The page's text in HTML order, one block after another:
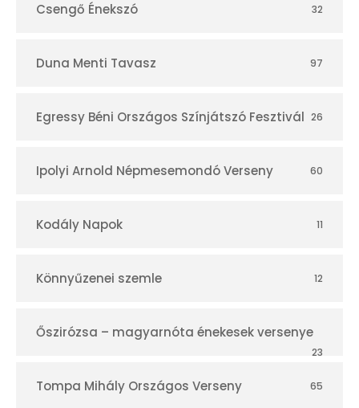
Csengő Énekszó 32
Duna Menti Tavasz 97
Egressy Béni Országos Színjátszó Fesztivál 26
Ipolyi Arnold Népmesemondó Verseny 60
Kodály Napok 11
Könnyűzenei szemle 12
Őszirózsa – magyarnóta énekesek versenye
23
Tompa Mihály Országos Verseny 65